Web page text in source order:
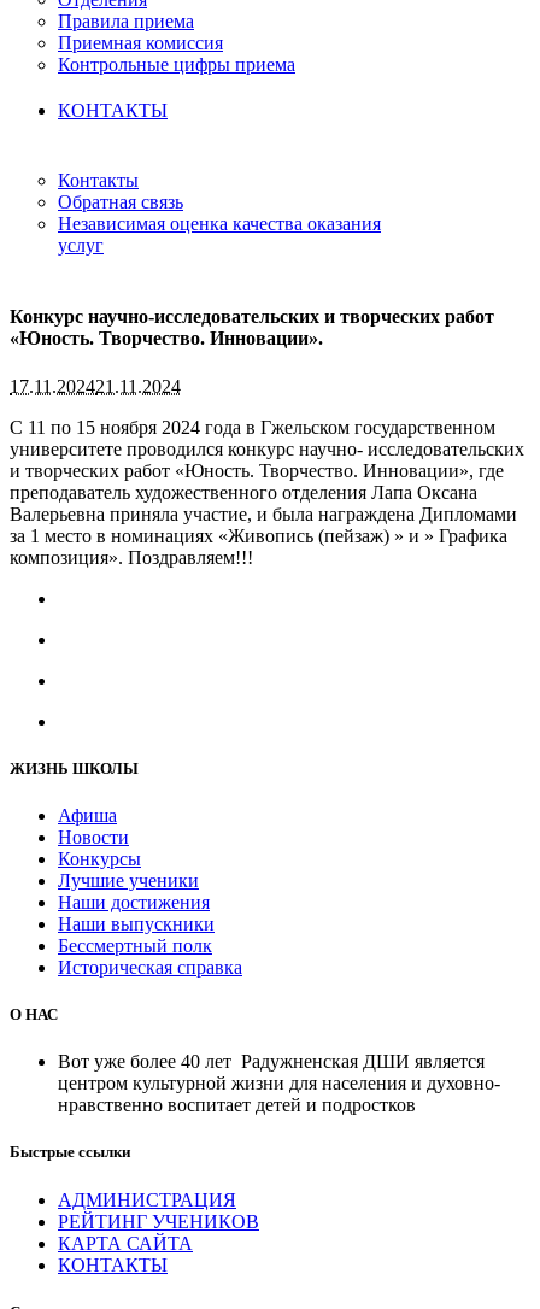
Правила приема
Приемная комиссия
Контрольные цифры приема
КОНТАКТЫ
Контакты
Обратная связь
Независимая оценка качества оказания
услуг
Конкурс научно-исследовательских и творческих работ
«Юность. Творчество. Инновации».
17.11.202421.11.2024
С 11 по 15 ноября 2024 года в Гжельском государственном
университете проводился конкурс научно- исследовательских
и творческих работ «Юность. Творчество. Инновации», где
преподаватель художественного отделения Лапа Оксана
Валерьевна приняла участие, и была награждена Дипломами
за 1 место в номинациях «Живопись (пейзаж) » и » Графика
композиция». Поздравляем!!!
ЖИЗНЬ ШКОЛЫ
Афиша
Новости
Конкурсы
Лучшие ученики
Наши достижения
Наши выпускники
Бессмертный полк
Историческая справка
О НАС
Вот уже более 40 лет Радужненская ДШИ является
центром культурной жизни для населения и духовно-
нравственно воспитает детей и подростков
Быстрые ссылки
АДМИНИСТРАЦИЯ
РЕЙТИНГ УЧЕНИКОВ
КАРТА САЙТА
КОНТАКТЫ